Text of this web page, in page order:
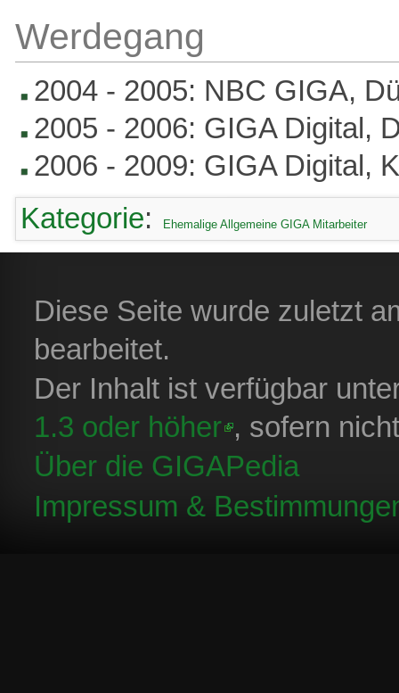
Werdegang
2004 - 2005: NBC GIGA,
2005 - 2006: GIGA Digital,
2006 - 2009: GIGA Digital,
Kategorie: Ehemalige Allgemeine GIGA Mitarbeiter
Diese Seite wurde zuletzt
bearbeitet.
Der Inhalt ist verfügbar
1.3 oder höher , sofern
Über die GIGAPedia
Impressum &